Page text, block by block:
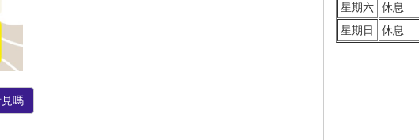
嗎
星期六
休息
星期日
休息